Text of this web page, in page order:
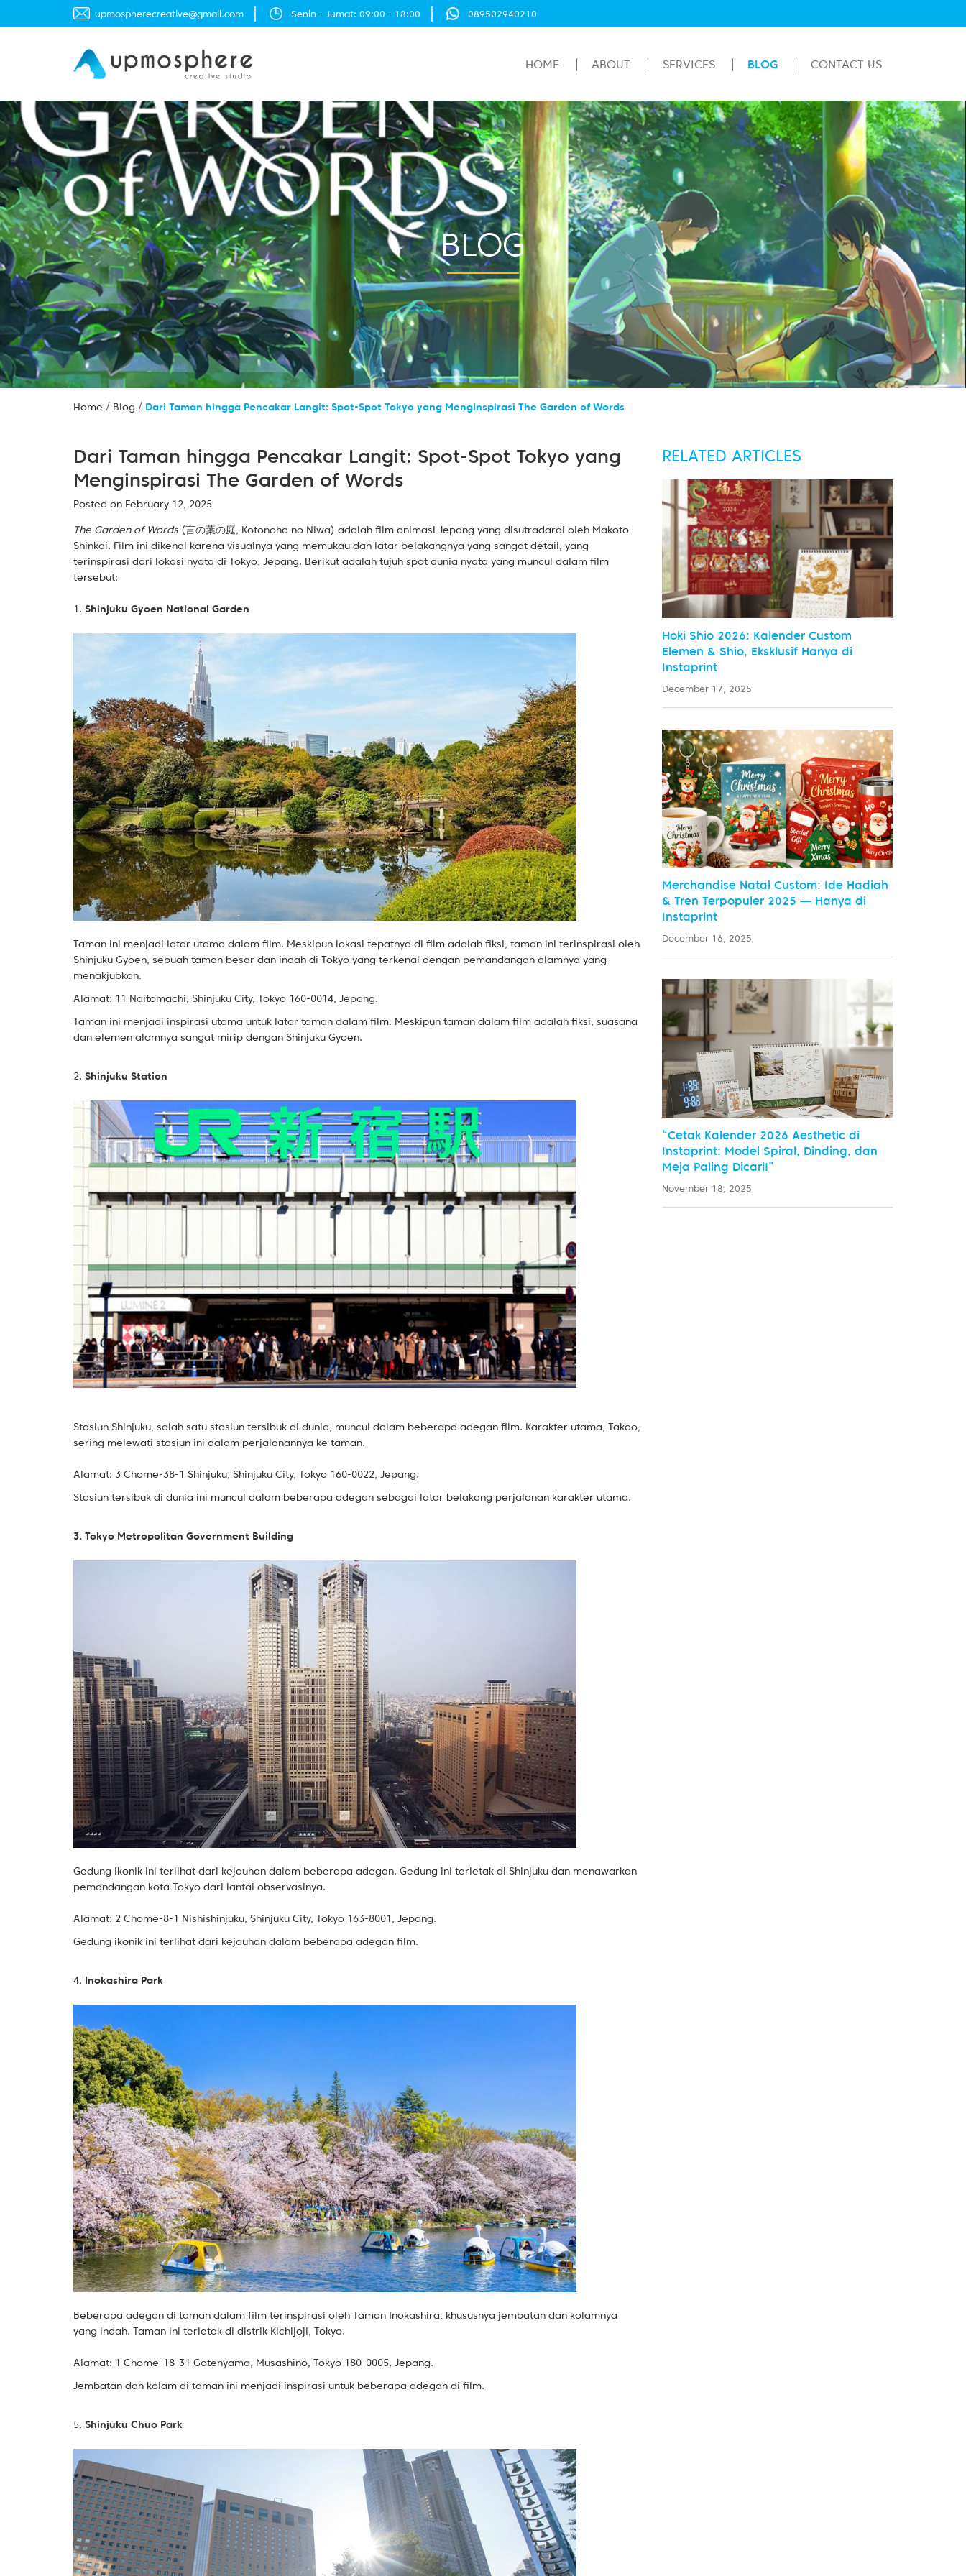
moc.liamg@evitaercerehpsompu Senin - Jumat: 09:00 - 18:00 089502940210
HOME ABOUT SERVICES BLOG CONTACT US
BLOG
Home / Blog / Dari Taman hingga Pencakar Langit: Spot-Spot Tokyo yang Menginspirasi The Garden of Words
Dari Taman hingga Pencakar Langit: Spot-Spot Tokyo yang
Menginspirasi The Garden of Words
Posted on February 12, 2025
The Garden of Words (言の葉の庭, Kotonoha no Niwa) adalah film animasi Jepang yang disutradarai oleh Makoto
Shinkai. Film ini dikenal karena visualnya yang memukau dan latar belakangnya yang sangat detail, yang
terinspirasi dari lokasi nyata di Tokyo, Jepang. Berikut adalah tujuh spot dunia nyata yang muncul dalam film
tersebut:
1. Shinjuku Gyoen National Garden
Taman ini menjadi latar utama dalam film. Meskipun lokasi tepatnya di film adalah fiksi, taman ini terinspirasi oleh
Shinjuku Gyoen, sebuah taman besar dan indah di Tokyo yang terkenal dengan pemandangan alamnya yang
menakjubkan.
Alamat: 11 Naitomachi, Shinjuku City, Tokyo 160-0014, Jepang.
Taman ini menjadi inspirasi utama untuk latar taman dalam film. Meskipun taman dalam film adalah fiksi, suasana
dan elemen alamnya sangat mirip dengan Shinjuku Gyoen.
2. Shinjuku Station
Stasiun Shinjuku, salah satu stasiun tersibuk di dunia, muncul dalam beberapa adegan film. Karakter utama, Takao,
sering melewati stasiun ini dalam perjalanannya ke taman.
Alamat: 3 Chome-38-1 Shinjuku, Shinjuku City, Tokyo 160-0022, Jepang.
Stasiun tersibuk di dunia ini muncul dalam beberapa adegan sebagai latar belakang perjalanan karakter utama.
3. Tokyo Metropolitan Government Building
Gedung ikonik ini terlihat dari kejauhan dalam beberapa adegan. Gedung ini terletak di Shinjuku dan menawarkan
pemandangan kota Tokyo dari lantai observasinya.
Alamat: 2 Chome-8-1 Nishishinjuku, Shinjuku City, Tokyo 163-8001, Jepang.
Gedung ikonik ini terlihat dari kejauhan dalam beberapa adegan film.
4. Inokashira Park
Beberapa adegan di taman dalam film terinspirasi oleh Taman Inokashira, khususnya jembatan dan kolamnya
yang indah. Taman ini terletak di distrik Kichijoji, Tokyo.
Alamat: 1 Chome-18-31 Gotenyama, Musashino, Tokyo 180-0005, Jepang.
Jembatan dan kolam di taman ini menjadi inspirasi untuk beberapa adegan di film.
5. Shinjuku Chuo Park
RELATED ARTICLES
Hoki Shio 2026: Kalender Custom
Elemen & Shio, Eksklusif Hanya di
Instaprint
December 17, 2025
Merchandise Natal Custom: Ide Hadiah
& Tren Terpopuler 2025 — Hanya di
Instaprint
December 16, 2025
“Cetak Kalender 2026 Aesthetic di
Instaprint: Model Spiral, Dinding, dan
Meja Paling Dicari!”
November 18, 2025